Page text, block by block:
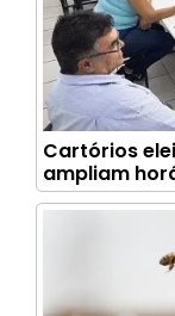
Cartórios
ampliam